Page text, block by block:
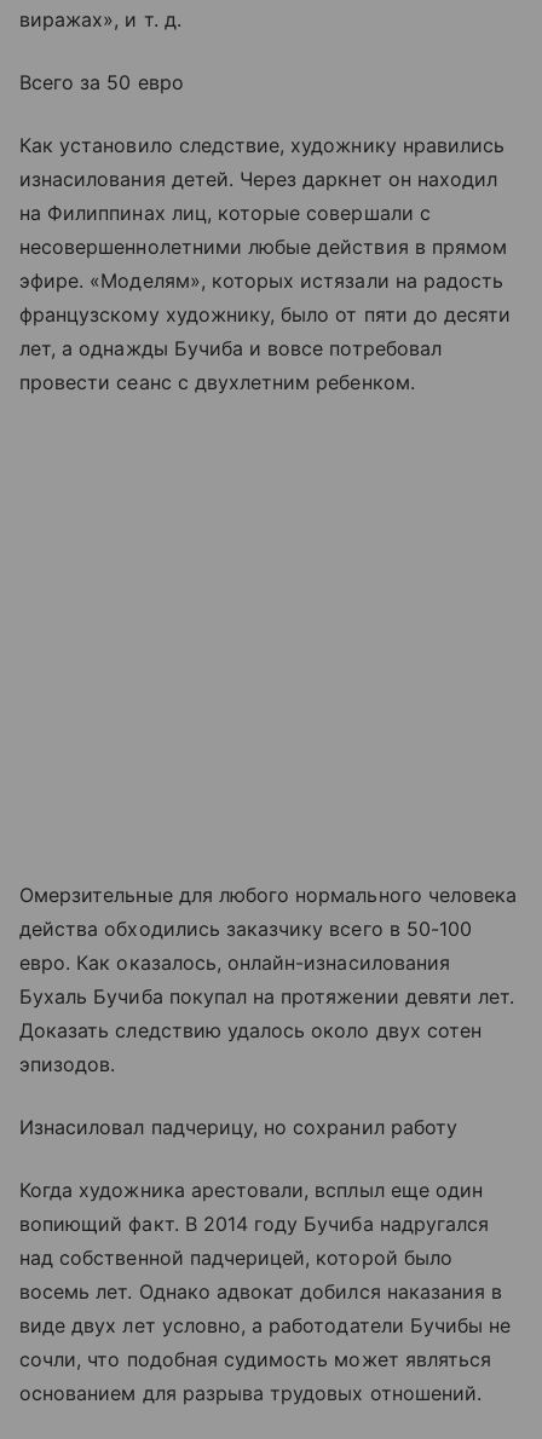
виражах», и т. д.
Всего за 50 евро
Как установило следствие, художнику нравились
изнасилования детей. Через даркнет он находил
на Филиппинах лиц, которые совершали с
несовершеннолетними любые действия в прямом
эфире. «Моделям», которых истязали на радость
французскому художнику, было от пяти до десяти
лет, а однажды Бучиба и вовсе потребовал
провести сеанс с двухлетним ребенком.
Омерзительные для любого нормального человека
действа обходились заказчику всего в 50-100
евро. Как оказалось, онлайн-изнасилования
Бухаль Бучиба покупал на протяжении девяти лет.
Доказать следствию удалось около двух сотен
эпизодов.
Изнасиловал падчерицу, но сохранил работу
Когда художника арестовали, всплыл еще один
вопиющий факт. В 2014 году Бучиба надругался
над собственной падчерицей, которой было
восемь лет. Однако адвокат добился наказания в
виде двух лет условно, а работодатели Бучибы не
сочли, что подобная судимость может являться
основанием для разрыва трудовых отношений.